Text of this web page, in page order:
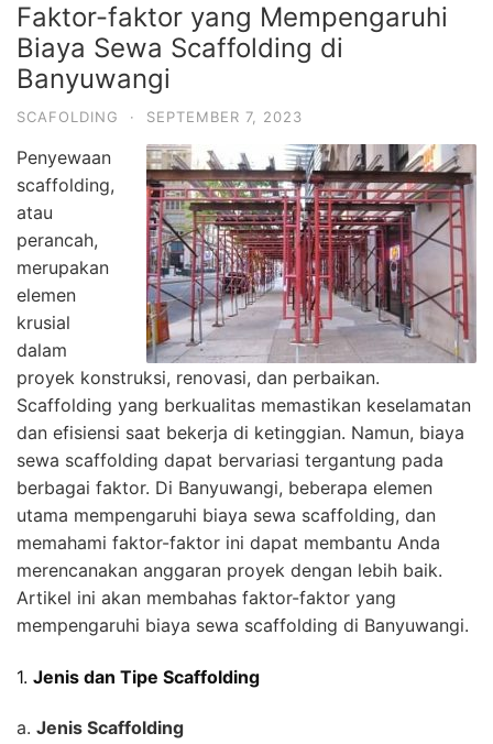
Faktor-faktor yang Mempengaruhi
Biaya Sewa Scaffolding di
Banyuwangi
SCAFOLDING · SEPTEMBER 7, 2023
Penyewaan
scaffolding,
atau
perancah,
merupakan
elemen
krusial
dalam
proyek konstruksi, renovasi, dan perbaikan.
Scaffolding yang berkualitas memastikan keselamatan
dan efisiensi saat bekerja di ketinggian. Namun, biaya
sewa scaffolding dapat bervariasi tergantung pada
berbagai faktor. Di Banyuwangi, beberapa elemen
utama mempengaruhi biaya sewa scaffolding, dan
memahami faktor-faktor ini dapat membantu Anda
merencanakan anggaran proyek dengan lebih baik.
Artikel ini akan membahas faktor-faktor yang
mempengaruhi biaya sewa scaffolding di Banyuwangi.
1. Jenis dan Tipe Scaffolding
a. Jenis Scaffolding